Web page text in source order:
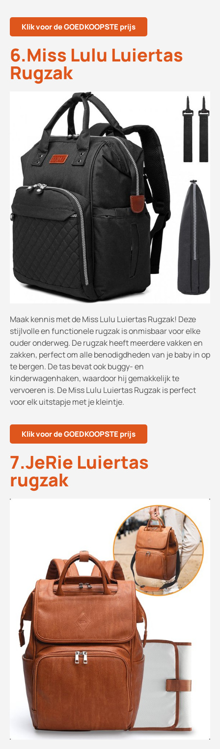
Klik voor de GOEDKOOPSTE prijs
6.Miss Lulu Luiertas
Rugzak
Maak kennis met de Miss Lulu Luiertas Rugzak! Deze
stijlvolle en functionele rugzak is onmisbaar voor elke
ouder onderweg. De rugzak heeft meerdere vakken en
zakken, perfect om alle benodigdheden van je baby in op
te bergen. De tas bevat ook buggy- en
kinderwagenhaken, waardoor hij gemakkelijk te
vervoeren is. De Miss Lulu Luiertas Rugzak is perfect
voor elk uitstapje met je kleintje.
Klik voor de GOEDKOOPSTE prijs
7.JeRie Luiertas
rugzak